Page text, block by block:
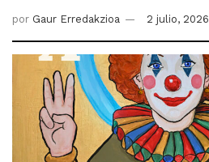
por Gaur Erredakzioa 2 julio, 2026